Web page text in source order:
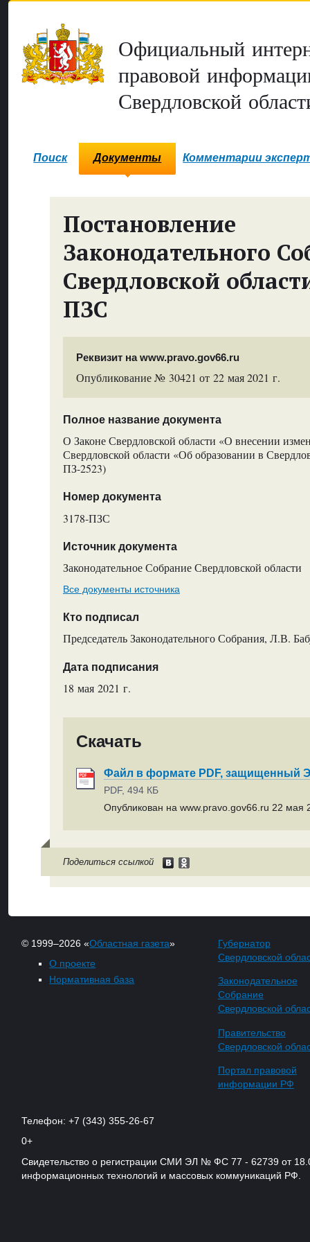
Официальный
правовой
Свердловской
Поиск Документы Комментарии
Постановление
Законодательного
Свердловской
ПЗС
Реквизит на www.pravo.gov66.ru
Опубликование № 30421 от 22 мая 2021 г.
Полное название документа
О Законе Свердловской области «О внесении
Свердловской области «Об образовании в
ПЗ-2523)
Номер документа
3178-ПЗС
Источник документа
Законодательное Собрание Свердловской области
Все документы источника
Кто подписал
Председатель Законодательного Собрания, Л.В.
Дата подписания
18 мая 2021 г.
Скачать
Файл в формате PDF, защищенный
PDF, 494 КБ
Опубликован на www.pravo.gov66.ru 22 мая
Поделиться ссылкой
© 1999–2026 «Областная газета»
О проекте
Нормативная база
Губернатор
Свердловской
Законодательное
Собрание
Свердловской
Правительство
Свердловской
Портал правовой
информации РФ
Телефон: +7 (343) 355-26-67
0+
Свидетельство о регистрации СМИ ЭЛ № ФС 77 - 62739 от
информационных технологий и массовых коммуникаций РФ.